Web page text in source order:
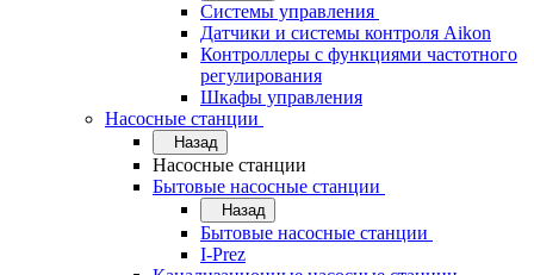
Системы управления
Датчики и системы контроля Aikon
Контроллеры с функциями частотного
регулирования
Шкафы управления
Насосные станции
Назад
Насосные станции
Бытовые насосные станции
Назад
Бытовые насосные станции
I-Prez